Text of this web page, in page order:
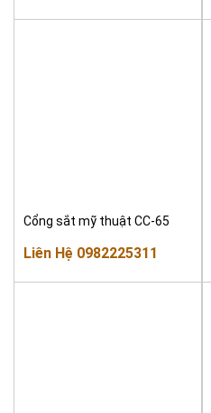
Cổng sắt mỹ thuật CC-65
Liên Hệ 0982225311